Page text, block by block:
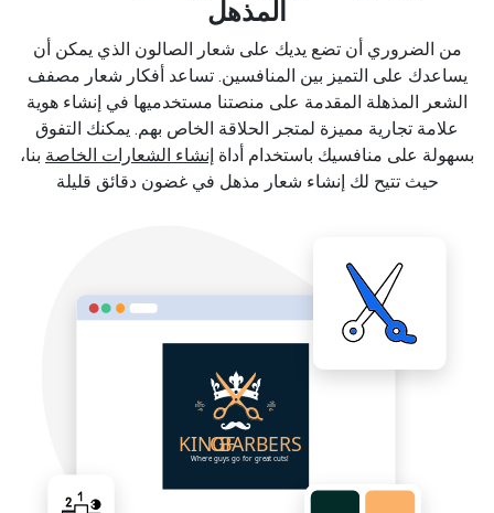
المذهل
من الضروري أن تضع يديك على شعار الصالون الذي يمكن أن
يساعدك على التميز بين المنافسين. تساعد أفكار شعار مصفف
الشعر المذهلة المقدمة على منصتنا مستخدميها في إنشاء هوية
علامة تجارية مميزة لمتجر الحلاقة الخاص بهم. يمكنك التفوق
بسهولة على منافسيك باستخدام أداة إنشاء الشعارات الخاصة بنا،
حيث تتيح لك إنشاء شعار مذهل في غضون دقائق قليلة